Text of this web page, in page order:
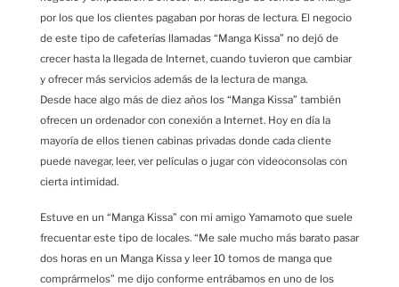
por los que los clientes pagaban por horas de lectura. El negocio
de este tipo de cafeterías llamadas “Manga Kissa” no dejó de
crecer hasta la llegada de Internet, cuando tuvieron que cambiar
y ofrecer más servicios además de la lectura de manga.
Desde hace algo más de diez años los “Manga Kissa” también
ofrecen un ordenador con conexión a Internet. Hoy en día la
mayoría de ellos tienen cabinas privadas donde cada cliente
puede navegar, leer, ver películas o jugar con videoconsolas con
cierta intimidad.
Estuve en un “Manga Kissa” con mi amigo Yamamoto que suele
frecuentar este tipo de locales. “Me sale mucho más barato pasar
dos horas en un Manga Kissa y leer 10 tomos de manga que
comprármelos” me dijo conforme entrábamos en uno de los